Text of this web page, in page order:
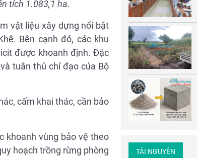
tích 1.083,1 ha.
vật liệu xây dựng nổi bật
Bên cạnh đó, các khu
được khoanh định. Đặc
tuân thủ chỉ đạo của Bộ
cấm khai thác, cần bảo
khoanh vùng bảo vệ theo
hoạch trồng rừng phòng
TÀI NGUYÊN